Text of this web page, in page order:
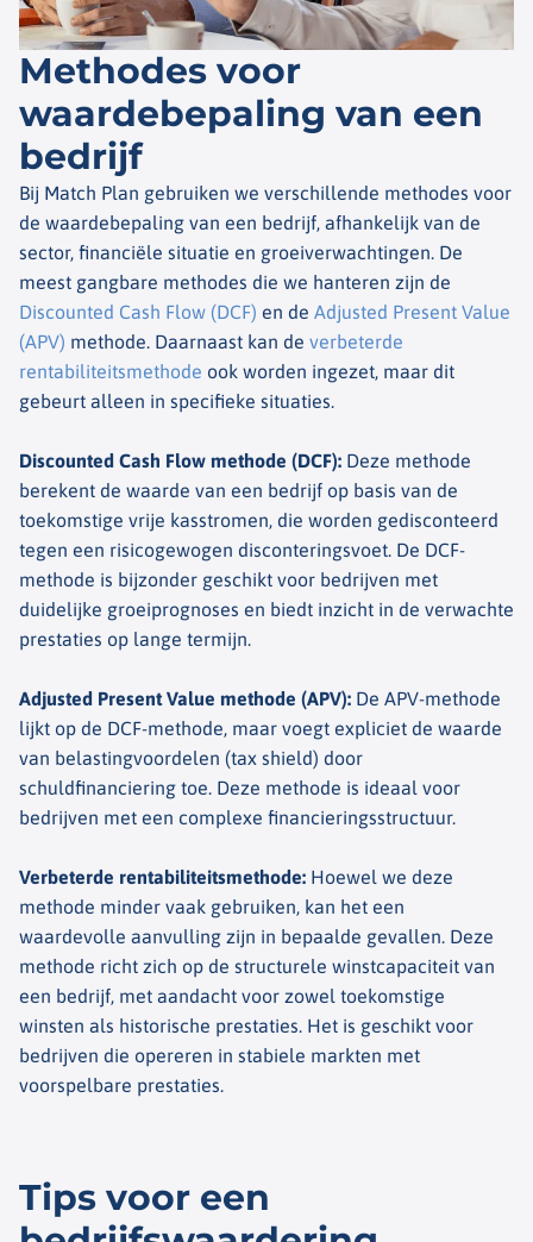
Methodes voor
waardebepaling van een
bedrijf
Bij Match Plan gebruiken we verschillende methodes voor
de waardebepaling van een bedrijf, afhankelijk van de
sector, financiële situatie en groeiverwachtingen. De
meest gangbare methodes die we hanteren zijn de
Discounted Cash Flow (DCF) en de Adjusted Present Value
(APV) methode. Daarnaast kan de verbeterde
rentabiliteitsmethode ook worden ingezet, maar dit
gebeurt alleen in specifieke situaties.
Discounted Cash Flow methode (DCF): Deze methode
berekent de waarde van een bedrijf op basis van de
toekomstige vrije kasstromen, die worden gedisconteerd
tegen een risicogewogen disconteringsvoet. De DCF-
methode is bijzonder geschikt voor bedrijven met
duidelijke groeiprognoses en biedt inzicht in de verwachte
prestaties op lange termijn.
Adjusted Present Value methode (APV): De APV-methode
lijkt op de DCF-methode, maar voegt expliciet de waarde
van belastingvoordelen (tax shield) door
schuldfinanciering toe. Deze methode is ideaal voor
bedrijven met een complexe financieringsstructuur.
Verbeterde rentabiliteitsmethode: Hoewel we deze
methode minder vaak gebruiken, kan het een
waardevolle aanvulling zijn in bepaalde gevallen. Deze
methode richt zich op de structurele winstcapaciteit van
een bedrijf, met aandacht voor zowel toekomstige
winsten als historische prestaties. Het is geschikt voor
bedrijven die opereren in stabiele markten met
voorspelbare prestaties.
Tips voor een